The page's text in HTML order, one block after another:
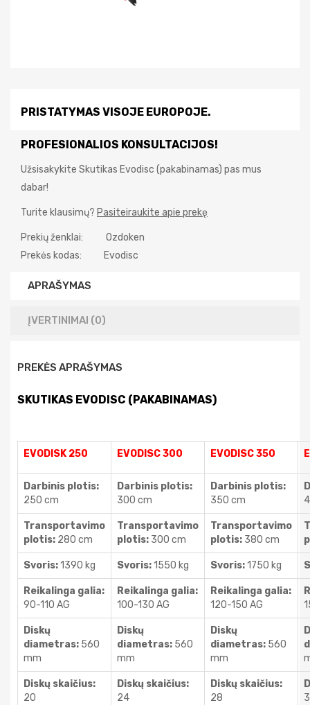
PRISTATYMAS VISOJE EUROPOJE.
PROFESIONALIOS KONSULTACIJOS!
Užsisakykite Skutikas Evodisc (pakabinamas) pas mus
dabar!
Turite klausimų? Pasiteiraukite apie prekę
Prekių ženklai:
Ozdoken
Prekės kodas:
Evodisc
APRAŠYMAS
ĮVERTINIMAI (0)
PREKĖS APRAŠYMAS
SKUTIKAS EVODISC (PAKABINAMAS)
EVODISK 250 EVODISC 300 EVODISC 350
Darbinis plotis:
250 cm
Darbinis plotis:
300 cm
Darbinis plotis:
350 cm
Transportavimo
plotis: 280 cm
Transportavimo
plotis: 300 cm
Transportavimo
plotis: 380 cm
Svoris:1390 kg Svoris:1550 kg Svoris:1750 kg
Reikalinga galia:
90-110 AG
Reikalinga galia:
100-130 AG
Reikalinga galia:
120-150 AG
Diskų
diametras: 560
mm
Diskų
diametras: 560
mm
Diskų
diametras: 560
mm
Diskų skaičius:
20
Diskų skaičius:
24
Diskų skaičius:
28